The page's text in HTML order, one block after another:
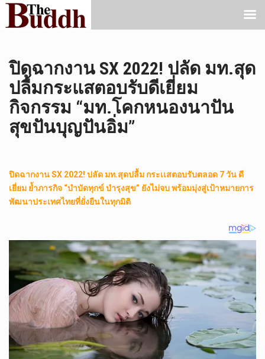
ปิดฉากงาน SX 2022! ปลัด มท.สุด
ปลื้มกระแสตอบรับดีเยี่ยม
กิจกรรม “มท.โคกหนองนาปัน
สุขปันบุญปันอิ่ม”
ปิดฉากงาน SX 2022! ปลัด มท.สุดปลื้ม กระเเสตอบรับตลอด 7 วัน ดี
เยี่ยม ย้ำภารกิจ “บำบัดทุกข์ บำรุงสุข” ยังไม่จบ พร้อมมุ่งสู่เป้าหมายการ
พัฒนาประเทศไทยที่ยั่งยืนในทุกมิติ